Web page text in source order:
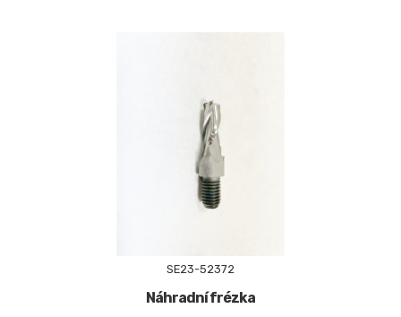
SE23-52372
Náhradní frézka